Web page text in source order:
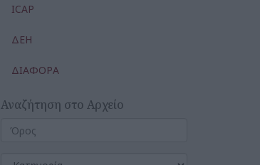
ICAP
ΔΕΗ
ΔΙΑΦΟΡΑ
Αναζήτηση στο Αρχείο